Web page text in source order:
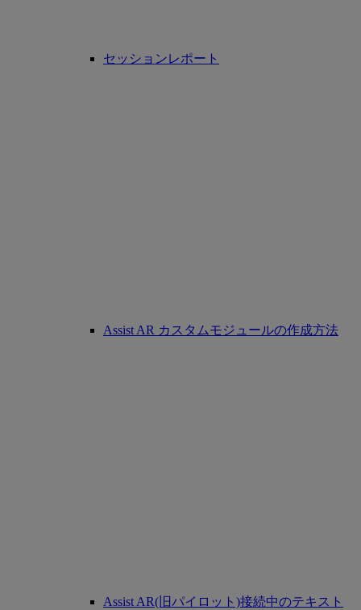
セッションレポート
Assist AR カスタムモジュールの作成方法
Assist AR(旧パイロット)接続中のテキスト